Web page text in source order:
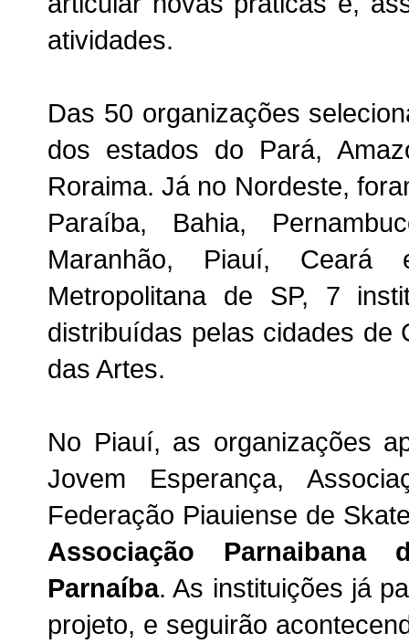
atividades.
Das 50 organizações
dos estados do Pará,
Roraima. Já no Nordeste,
Paraíba, Bahia,
Maranhão, Piauí,
Metropolitana de SP, 7
distribuídas pelas cidades de
das Artes.
No Piauí, as organizações
Jovem Esperança,
Federação Piauiense de
Associação Parnaibana
Parnaíba. As instituições já
projeto, e seguirão